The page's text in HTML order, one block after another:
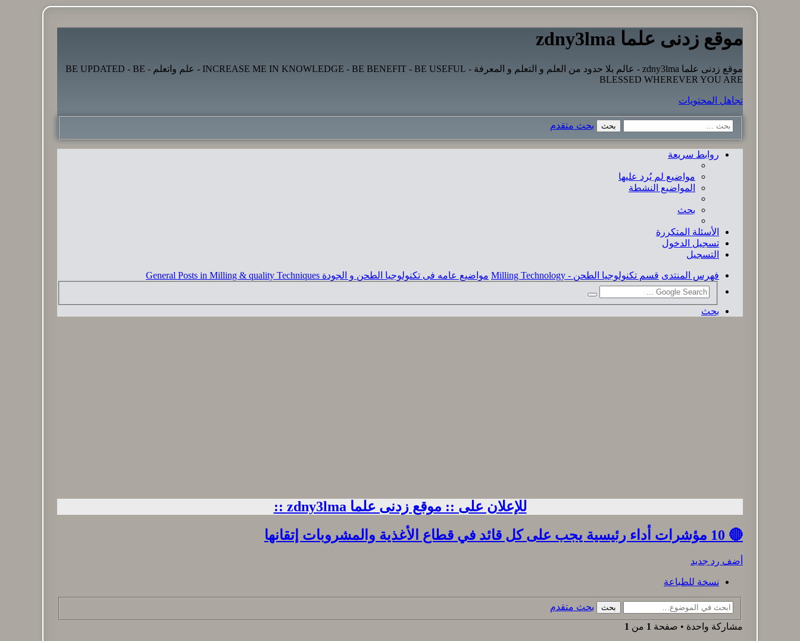
موقع زدنى علما zdny3lma
موقع زدنى علما zdny3lma - عالم بلا حدود من العلم و التعلم و المعرفة - INCREASE ME IN KNOWLEDGE - BE BENEFIT - BE USEFUL - علم واتعلم - BE UPDATED - BE
BLESSED WHEREVER YOU ARE
تجاهل المحتويات
بحث بحث متقدم
روابط سريعة
مواضيع لم يُرد عليها
المواضيع النشطة
بحث
الأسئلة المتكررة
تسجيل الدخول
التسجيل
فهرس المنتدى قسم تكنولوجيا الطحن - Milling Technology مواضيع عامه فى تكنولوجيا الطحن و الجودة General Posts in Milling & quality Techniques
بحث
للإعلان على :: موقع زدنى علما zdny3lma ::
🔴 10 مؤشرات أداء رئيسية يجب على كل قائد في قطاع الأغذية والمشروبات إتقانها
أضف رد جديد
نسخة للطباعة
بحث
بحث متقدم
مشاركة واحدة • صفحة 1 من 1